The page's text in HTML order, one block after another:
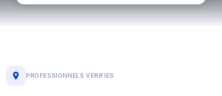
PROFESSIONNELS VERIFIES